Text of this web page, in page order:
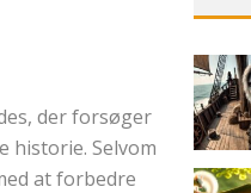
der forsøger
historie. Selvom
at forbedre